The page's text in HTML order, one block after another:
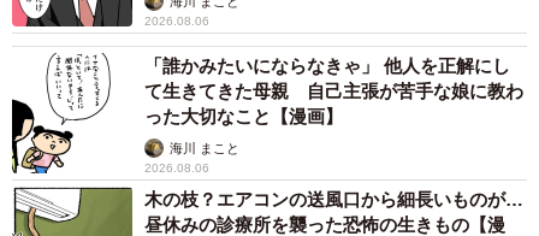
る」など、多くの共感の声があがっています。そんな同作
について、作者の月光もりあさんに詳しく話を聞きまし
た。
思わず笑ってしまった、子どもの「本音」
ー好きな食べ物を聞いた時の率直な感想を知りたいです。
2026.08.06
「誰かみたいにならなきゃ」 他人を正解にし
て生きてきた母親 自己主張が苦手な娘に教わ
った大切なこと【漫画】
海川 まこと
2026.08.06
木の枝？エアコンの送風口から細長いものが…
昼休みの診療所を襲った恐怖の生きもの【漫